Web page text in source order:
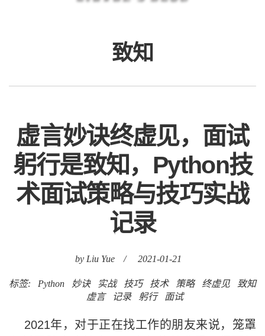
致知
虚言妙诀终虚见，面试
躬行是致知，Python技
术面试策略与技巧实战
记录
by Liu Yue / 2021-01-21
标签: Python 妙诀 实战 技巧 技术 策略 终虚见
致知
虚言
记录 躬行 面试
2021年，对于正在找工作的朋友来说，笼罩